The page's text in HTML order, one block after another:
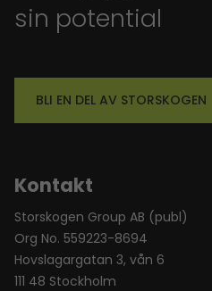
sin potential
BLI EN DEL AV STORSKOGEN
Kontakt
Storskogen Group AB (publ)
Org No. 559223-8694
Hovslagargatan 3, vån 6
111 48 Stockholm